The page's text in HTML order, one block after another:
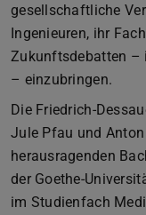
gesellschaftliche
Ingenieuren, ihr
Zukunftsdebatten –
– einzubringen.
Die Friedrich-
Jule Pfau und
herausragenden
der Goethe-
im Studienfach